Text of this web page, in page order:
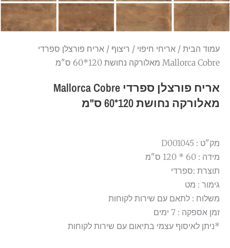
עמוד הבית / אריחי חיפוי / ריצוף / אריח פורצלן ספרדי
Mallorca Cobre מאלורקה נחושת 120*60 ס"מ
אריח פורצלן ספרדי Mallorca Cobre
מאלורקה נחושת 120*60 ס"מ
מק"ט : D001045
מידה : 60 * 120 ס"מ
תוצרת :ספרדי
גימור : מט
משלוח : לתאם עם שירות לקוחות
זמן אספקה : 7 ימים
*ניתן לאיסוף עצמי בתיאום עם שירות לקוחות